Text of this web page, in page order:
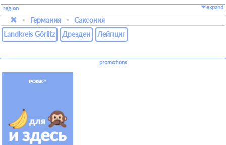
region expand
Германия
Саксония
Landkreis Görlitz
Дрезден Лейпциг
promotions